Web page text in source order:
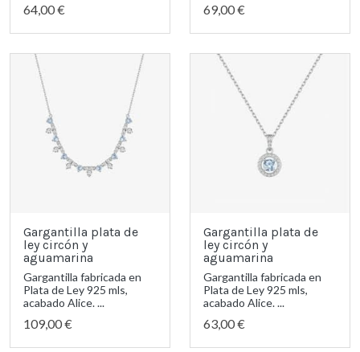
64,00 € 69,00 €
Gargantilla plata de
ley circón y
aguamarina
Gargantilla fabricada en
Plata de Ley 925 mls,
acabado Alice. ...
109,00 €
Gargantilla plata de
ley circón y
aguamarina
Gargantilla fabricada en
Plata de Ley 925 mls,
acabado Alice. ...
63,00 €